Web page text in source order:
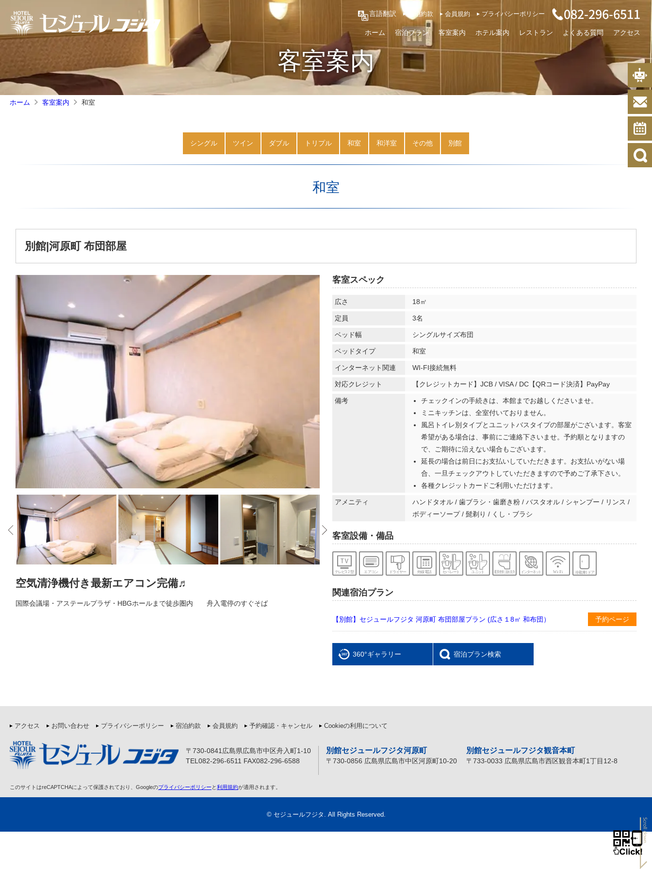
言語翻訳 宿泊約款 会員規約 プライバシーポリシー 082-296-6511
ホーム 宿泊プラン 客室案内 ホテル案内 レストラン よくある質問 アクセス
客室案内
ホーム 客室案内 和室
シングル ツイン ダブル トリプル 和室 和洋室 その他 別館
和室
別館|河原町 布団部屋
空気清浄機付き最新エアコン完備♬
国際会議場・アステールプラザ・HBGホールまで徒歩圏内 舟入電停のすぐそば
客室スペック
広さ 18㎡
定員 3名
ベッド幅 シングルサイズ布団
ベッドタイプ 和室
インターネット関連 WI-FI接続無料
対応クレジット 【クレジットカード】JCB / VISA / DC【QRコード決済】PayPay
備考
チェックインの手続きは、本館までお越しくださいませ。
ミニキッチンは、全室付いておりません。
風呂トイレ別タイプとユニットバスタイプの部屋がございます。客室
希望がある場合は、事前にご連絡下さいませ。予約順となりますの
で、ご期待に沿えない場合もございます。
延長の場合は前日にお支払いしていただきます。お支払いがない場
合、一旦チェックアウトしていただきますので予めご了承下さい。
各種クレジットカードご利用いただけます。
アメニティ
ハンドタオル / 歯ブラシ・歯磨き粉 / バスタオル / シャンプー / リンス /
ボディーソープ / 髭剃り / くし・ブラシ
客室設備・備品
関連宿泊プラン
【別館】セジュールフジタ 河原町 布団部屋プラン (広さ１8㎡ 和布団） 予約ページ
360°ギャラリー 宿泊プラン検索
アクセス お問い合わせ プライバシーポリシー 宿泊約款 会員規約 予約確認・キャンセル Cookieの利用について
〒730-0841広島県広島市中区舟入町1-10
TEL082-296-6511 FAX082-296-6588
別館セジュールフジタ河原町
〒730-0856 広島県広島市中区河原町10-20
別館セジュールフジタ観音本町
〒733-0033 広島県広島市西区観音本町1丁目12-8
このサイトはreCAPTCHAによって保護されており、Googleのプライバシーポリシー と利用規約が適用されます。
© セジュールフジタ . All Rights Reserved.